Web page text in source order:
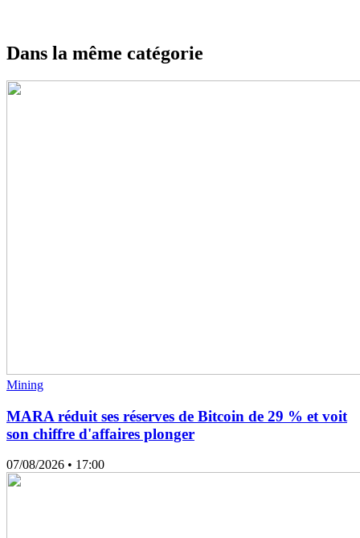
Dans la même catégorie
Mining
MARA réduit ses réserves de Bitcoin de 29 % et voit
son chiffre d'affaires plonger
07/08/2026 • 17:00